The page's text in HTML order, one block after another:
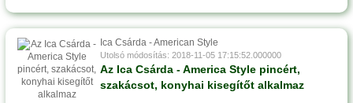
Ica Csárda - American Style
Utolsó módosítás: 2018-11-05 17:15:52.000000
Az Ica Csárda - America Style pincért,
szakácsot, konyhai kisegítőt alkalmaz